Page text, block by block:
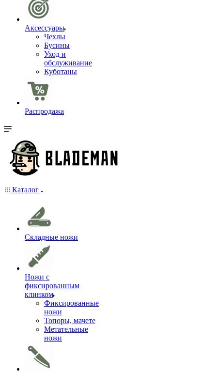
Аксессуары
Чехлы
Бусины
Уход и
обслуживание
Куботаны
Распродажа
Каталог
Складные ножи
Ножи с
фиксированным
клинком
Фиксированные
ножи
Топоры, мачете
Метательные
ножи